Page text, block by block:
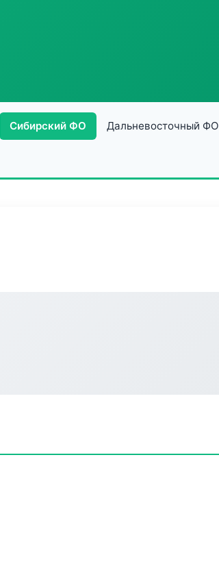
Сибирский ФО Дальневосточный ФО